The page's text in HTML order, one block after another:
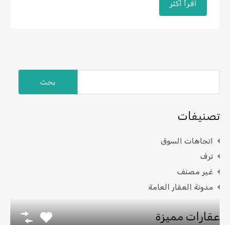
اقرأ أكثر
تصنيفات
اتجاهات السوق
ترف
غير مصنف
مدونة العقار العامة
عقارات مميزة